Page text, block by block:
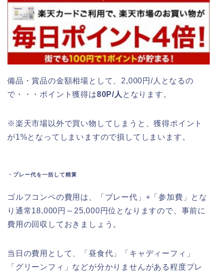
備品・賞品の金額相場として、2,000円/人となるの
で・・・ポイント獲得は80P/人 となります。
※楽天市場以外で買い物してしまうと、獲得ポイント
が1%となってしまいますので損してしまいます。
・プレー代を一括して精算
ゴルフコンペの費用は、「プレー代」+「参加費」とな
り通常18,000円～25,000円位となりますので、事前に
費用の回収しておきましょう。
当日の費用として、「昼食代」「キャディーフィ」
「グリーンフィ」などが分かりませんがある程度プレ